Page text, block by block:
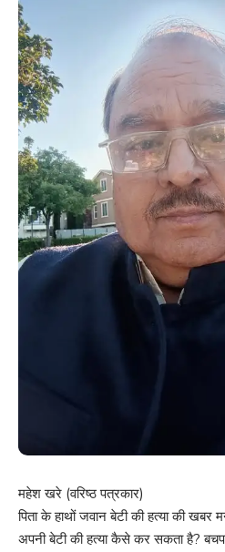
महेश खरे (वरिष्ठ पत्रकार)
पिता के हाथों जवान बेटी की हत्या की
अपनी बेटी की हत्या कैसे कर सकता है?